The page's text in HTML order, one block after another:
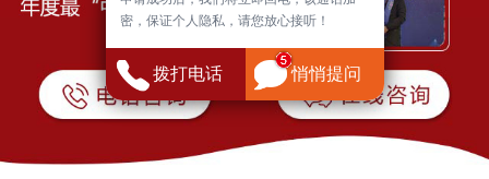
密，保证个人隐私，请您放心接听！
拨打电话 悄悄提问